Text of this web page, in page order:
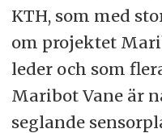
KTH, som med
om projektet
leder och som
Maribot Vane är
seglande